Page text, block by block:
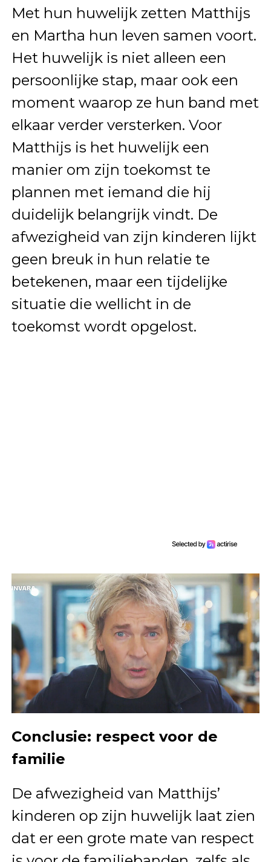
Met hun huwelijk zetten Matthijs
en Martha hun leven samen voort.
Het huwelijk is niet alleen een
persoonlijke stap, maar ook een
moment waarop ze hun band met
elkaar verder versterken. Voor
Matthijs is het huwelijk een
manier om zijn toekomst te
plannen met iemand die hij
duidelijk belangrijk vindt. De
afwezigheid van zijn kinderen lijkt
geen breuk in hun relatie te
betekenen, maar een tijdelijke
situatie die wellicht in de
toekomst wordt opgelost.
Conclusie: respect voor de
familie
De afwezigheid van Matthijs’
kinderen op zijn huwelijk laat zien
dat er een grote mate van respect